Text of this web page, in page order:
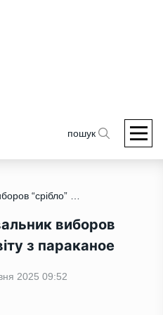
пошук
/ Рівненський веслувальник виборов “срібло” на Кубку світу з параканое
виборов
з параканое
2025 09:52